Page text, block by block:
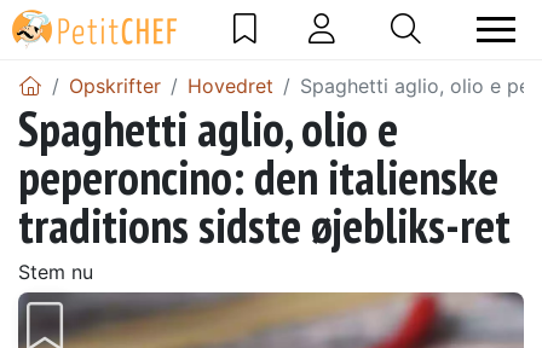
Opskrifter Hovedret Spaghetti aglio, olio e
Spaghetti aglio, olio e
peperoncino: den italienske
traditions sidste øjebliks-ret
Stem nu